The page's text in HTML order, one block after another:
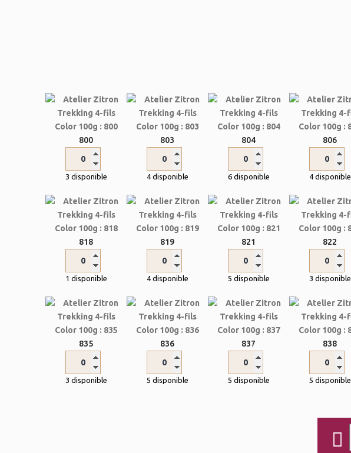
800
3 disponible
803
4 disponible
804
6 disponible
806
4 disponible
818
1 disponible
819
4 disponible
821
5 disponible
822
3 disponible
835
3 disponible
836
5 disponible
837
5 disponible
838
5 disponible